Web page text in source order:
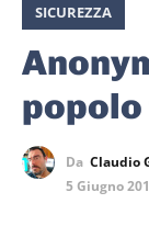
SICUREZZA
Da Claudio
5 Giugno